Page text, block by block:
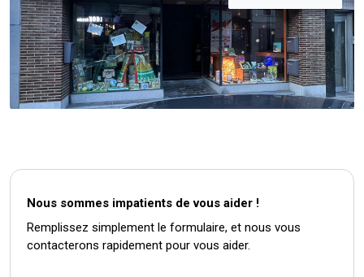
Nous sommes impatients de vous aider !
Remplissez simplement le formulaire, et nous vous
contacterons rapidement pour vous aider.